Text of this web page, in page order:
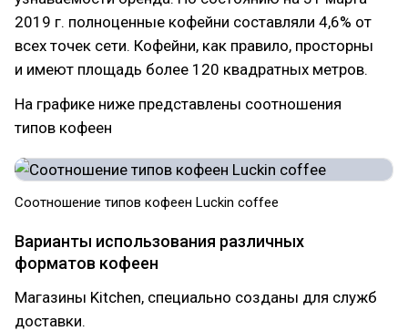
2019 г. полноценные кофейни составляли 4,6% от
всех точек сети. Кофейни, как правило, просторны
и имеют площадь более 120 квадратных метров.
На графике ниже представлены соотношения
типов кофеен
Соотношение типов кофеен Luckin coffee
Варианты использования различных
форматов кофеен
Магазины Kitchen, специально созданы для служб
доставки.